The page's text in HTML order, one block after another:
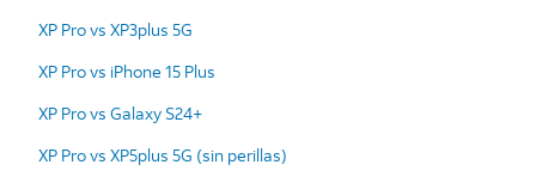
XP Pro vs XP3plus 5G
XP Pro vs iPhone 15 Plus
XP Pro vs Galaxy S24+
XP Pro vs XP5plus 5G (sin perillas)